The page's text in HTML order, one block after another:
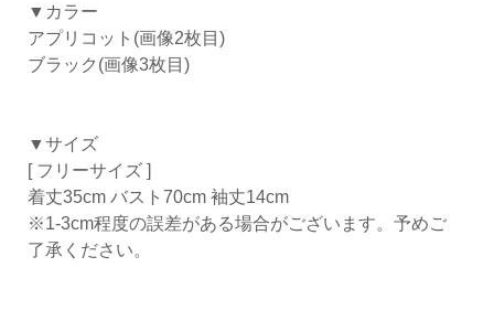
▼カラー
アプリコット(画像2枚目)
ブラック(画像3枚目)
▼サイズ
[ フリーサイズ ]
着丈35cm バスト70cm 袖丈14cm
※1-3cm程度の誤差がある場合がございます。予めご
了承ください。